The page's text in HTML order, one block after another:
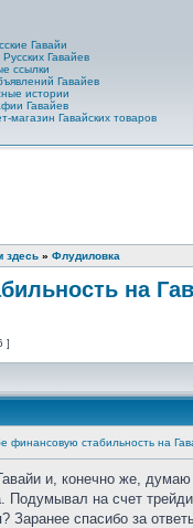
Гавайи
Гавайев
ссылки
Гавайев
истории
Гавайев
магазин Гавайских товаров
здесь » Флудиловка
на
]
финансовую стабильность на
и, конечно же,
Подумывал на счет
Заранее спасибо за